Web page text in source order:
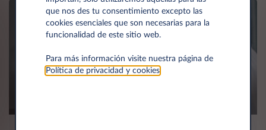
que nos des tu consentimiento excepto las
cookies esenciales que son necesarias para la
funcionalidad de este sitio web.
Para más información visite nuestra página de
Política de privacidad y cookies.